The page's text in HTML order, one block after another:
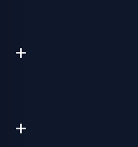
add
add